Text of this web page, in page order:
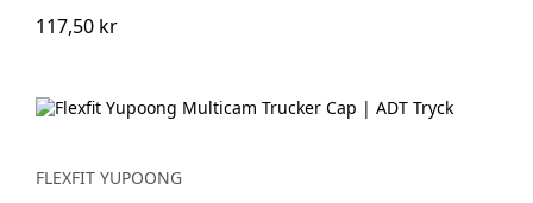
117,50 kr
FLEXFIT YUPOONG